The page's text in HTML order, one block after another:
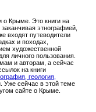
о Крыме. Это книги на
этнографией,
входят путеводители
и походах,
художественной
личного пользования.
и авторам, а сейчас
на книги
геология,
Уже сейчас в этой теме
сайте о Крыме.